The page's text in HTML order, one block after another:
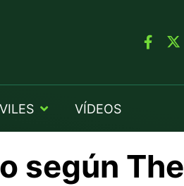
VÍDEOS
según The